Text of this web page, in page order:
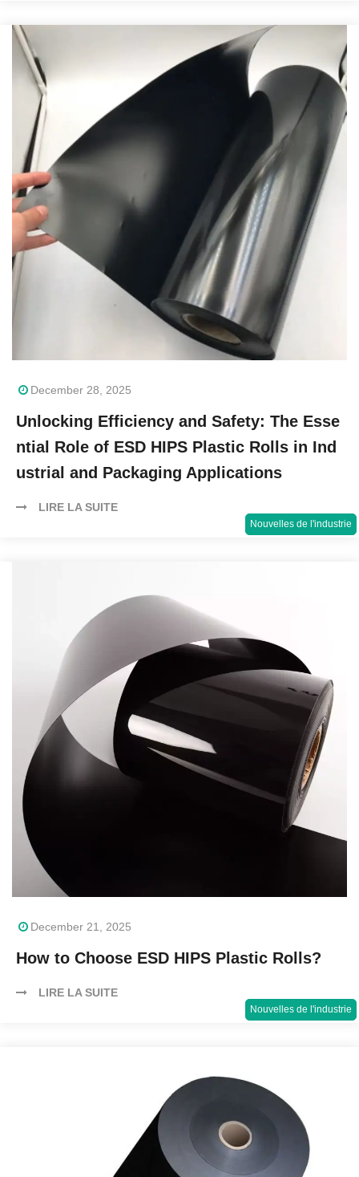
December 28, 2025
Unlocking Efficiency and Safety: The Esse
ntial Role of ESD HIPS Plastic Rolls in Ind
ustrial and Packaging Applications
LIRE LA SUITE
Nouvelles de l'industrie
December 21, 2025
How to Choose ESD HIPS Plastic Rolls?
LIRE LA SUITE
Nouvelles de l'industrie